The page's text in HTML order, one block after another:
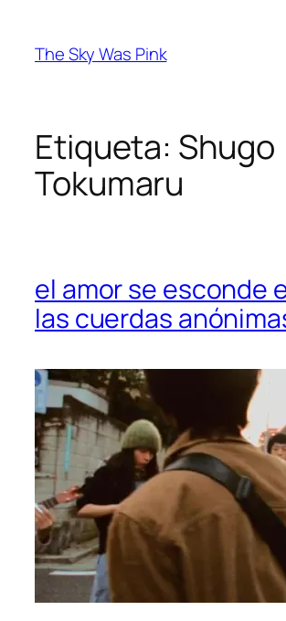
contenido
The Sky Was Pink
Etiqueta: Shugo
Tokumaru
el amor se esconde
las cuerdas